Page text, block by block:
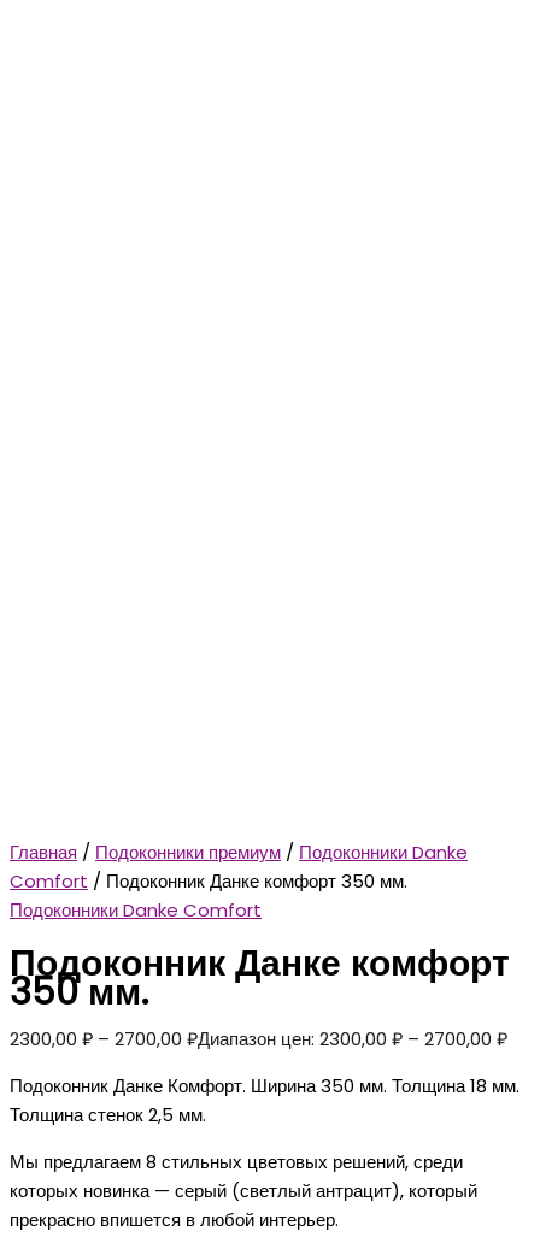
Главная / Подоконники премиум / Подоконники Danke
Comfort / Подоконник Данке комфорт 350 мм.
Подоконники Danke Comfort
Подоконник Данке комфорт
350 мм.
2300,00 ₽ – 2700,00 ₽Диапазон цен: 2300,00 ₽ – 2700,00 ₽
Подоконник Данке Комфорт. Ширина 350 мм. Толщина 18 мм.
Толщина стенок 2,5 мм.
Мы предлагаем 8 стильных цветовых решений, среди
которых новинка — серый (светлый антрацит), который
прекрасно впишется в любой интерьер.